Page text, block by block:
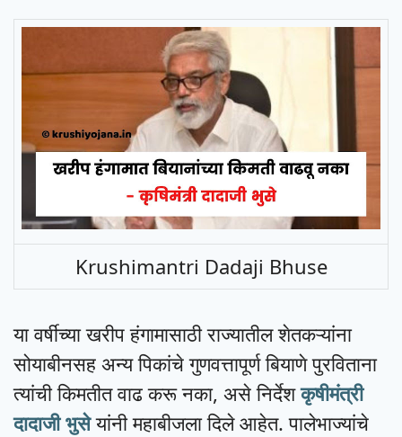
Krushimantri Dadaji Bhuse
या वर्षीच्या खरीप हंगामासाठी राज्यातील शेतकऱ्यांना
सोयाबीनसह अन्य पिकांचे गुणवत्तापूर्ण बियाणे पुरविताना
त्यांची किमतीत वाढ करू नका, असे निर्देशकृषीमंत्री
दादाजी भुसेयांनी महाबीजला दिले आहेत. पालेभाज्यांचे